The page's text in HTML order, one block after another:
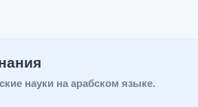
науки на арабском языке.